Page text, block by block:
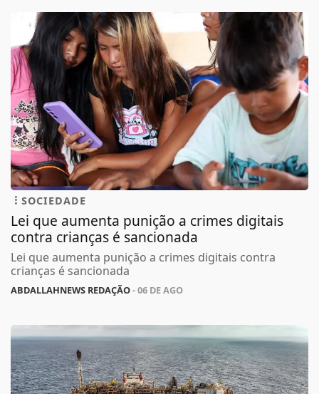
SOCIEDADE
Lei que aumenta punição a crimes digitais
contra crianças é sancionada
Lei que aumenta punição a crimes digitais contra
crianças é sancionada
ABDALLAHNEWS REDAÇÃO- 06 DE AGO